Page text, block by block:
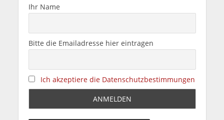
Ihr Name
Bitte die Emailadresse hier eintragen
Ich akzeptiere die Datenschutzbestimmungen